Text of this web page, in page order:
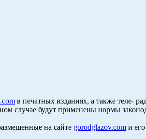
в печатных изданиях, а также теле-
случае будут применены нормы
на сайте gorodglazov.com и